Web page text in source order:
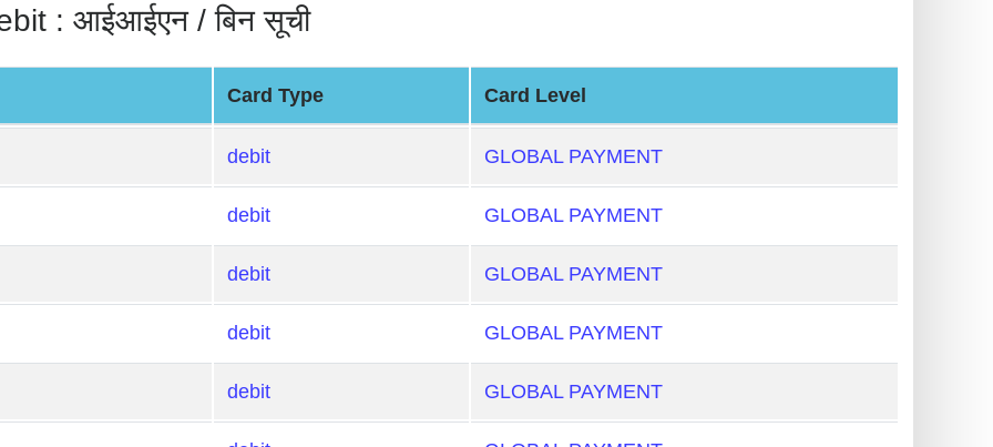
: आईआईएन / बिन सूची
Card Type Card Level
debit GLOBAL PAYMENT
debit GLOBAL PAYMENT
debit GLOBAL PAYMENT
debit GLOBAL PAYMENT
debit GLOBAL PAYMENT